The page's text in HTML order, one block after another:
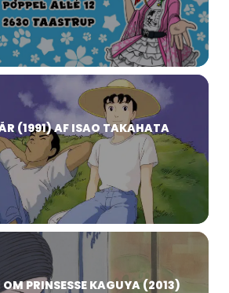
(1991) AF ISAO TAKAHATA
PRINSESSE KAGUYA (2013)